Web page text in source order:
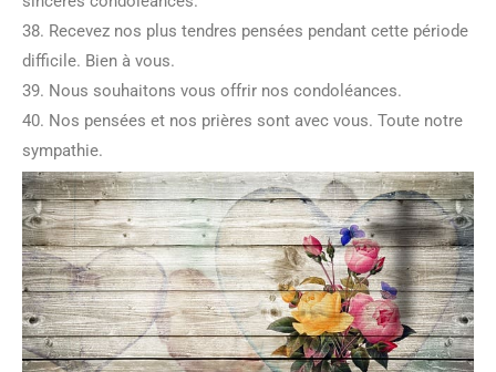
38. Recevez nos plus tendres pensées pendant cette période
difficile. Bien à vous.
39. Nous souhaitons vous offrir nos condoléances.
40. Nos pensées et nos prières sont avec vous. Toute notre
sympathie.